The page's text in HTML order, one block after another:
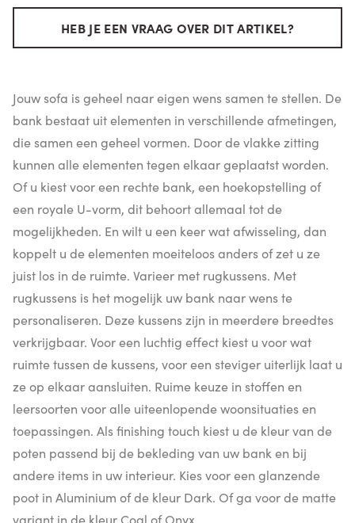
HEB JE EEN VRAAG OVER DIT ARTIKEL?
Jouw sofa is geheel naar eigen wens samen te stellen. De
bank bestaat uit elementen in verschillende afmetingen,
die samen een geheel vormen. Door de vlakke zitting
kunnen alle elementen tegen elkaar geplaatst worden.
Of u kiest voor een rechte bank, een hoekopstelling of
een royale U-vorm, dit behoort allemaal tot de
mogelijkheden. En wilt u een keer wat afwisseling, dan
koppelt u de elementen moeiteloos anders of zet u ze
juist los in de ruimte. Varieer met rugkussens. Met
rugkussens is het mogelijk uw bank naar wens te
personaliseren. Deze kussens zijn in meerdere breedtes
verkrijgbaar. Voor een luchtig effect kiest u voor wat
ruimte tussen de kussens, voor een steviger uiterlijk laat u
ze op elkaar aansluiten. Ruime keuze in stoffen en
leersoorten voor alle uiteenlopende woonsituaties en
toepassingen. Als finishing touch kiest u de kleur van de
poten passend bij de bekleding van uw bank en bij
andere items in uw interieur. Kies voor een glanzende
poot in Aluminium of de kleur Dark. Of ga voor de matte
variant in de kleur Coal of Onyx.